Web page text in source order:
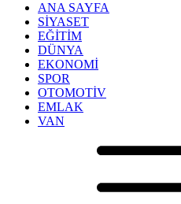
ANA SAYFA
SİYASET
EĞİTİM
DÜNYA
EKONOMİ
SPOR
OTOMOTİV
EMLAK
VAN